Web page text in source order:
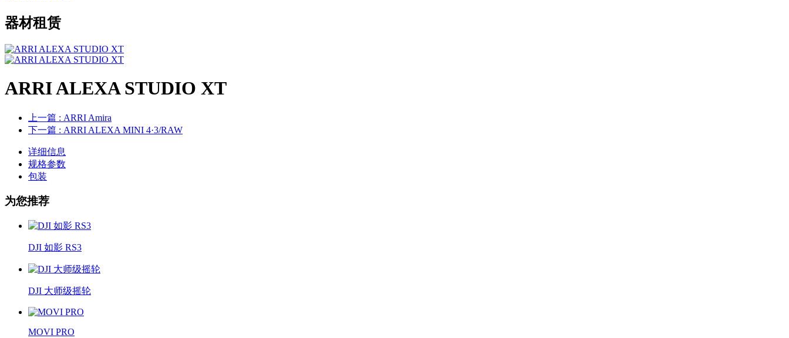
器材租赁
ARRI ALEXA STUDIO XT
上一篇 : ARRI Amira
下一篇 : ARRI ALEXA MINI 4·3/RAW
详细信息
规格参数
包装
为您推荐
DJI 如影 RS3
DJI 大师级摇轮
MOVI PRO